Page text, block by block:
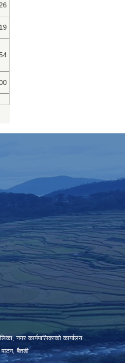
नगर कार्यपालिकाको कार्यालय
पाटन, बैतडी